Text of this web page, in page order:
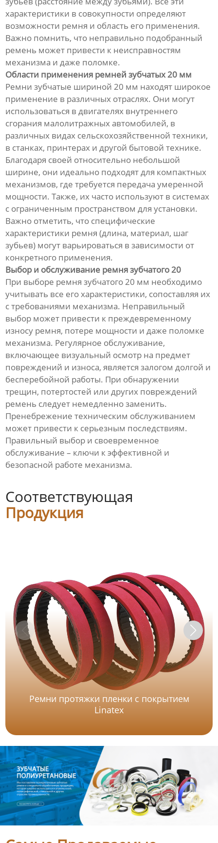
характеристики в совокупности определяют
возможности ремня и область его применения.
Важно помнить, что неправильно подобранный
ремень может привести к неисправностям
механизма и даже поломке.
Области применения ремней зубчатых 20 мм
Ремни зубчатые шириной 20 мм находят широкое
применение в различных отраслях. Они могут
использоваться в двигателях внутреннего
сгорания малолитражных автомобилей, в
различных видах сельскохозяйственной техники,
в станках, принтерах и другой бытовой технике.
Благодаря своей относительно небольшой
ширине, они идеально подходят для компактных
механизмов, где требуется передача умеренной
мощности. Также, их часто используют в системах
с ограниченным пространством для установки.
Важно отметить, что специфические
характеристики ремня (длина, материал, шаг
зубьев) могут варьироваться в зависимости от
конкретного применения.
Выбор и обслуживание ремня зубчатого 20
При выборе ремня зубчатого 20 мм необходимо
учитывать все его характеристики, сопоставляя их
с требованиями механизма. Неправильный
выбор может привести к преждевременному
износу ремня, потере мощности и даже поломке
механизма. Регулярное обслуживание,
включающее визуальный осмотр на предмет
повреждений и износа, является залогом долгой и
бесперебойной работы. При обнаружении
трещин, потертостей или других повреждений
ремень следует немедленно заменить.
Пренебрежение техническим обслуживанием
может привести к серьезным последствиям.
Правильный выбор и своевременное
обслуживание – ключи к эффективной и
безопасной работе механизма.
Соответствующая
Продукция
Ремни протяжки пленки с покрытием
Linatex